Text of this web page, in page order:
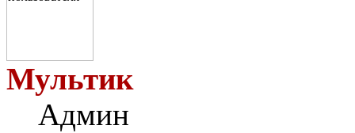
Мультик
Админ